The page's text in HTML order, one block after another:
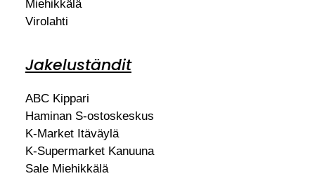
Miehikkälä
Virolahti
Jakeluständit
ABC Kippari
Haminan S-ostoskeskus
K-Market Itäväylä
K-Supermarket Kanuuna
Sale Miehikkälä